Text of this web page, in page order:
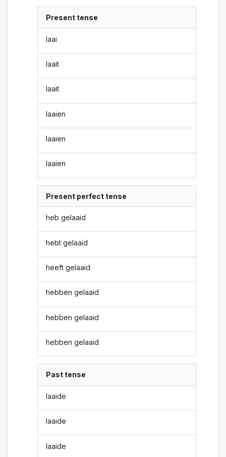
Present tense
laai
laait
laait
laaien
laaien
laaien
Present perfect tense
heb gelaaid
hebt gelaaid
heeft gelaaid
hebben gelaaid
hebben gelaaid
hebben gelaaid
Past tense
laaide
laaide
laaide